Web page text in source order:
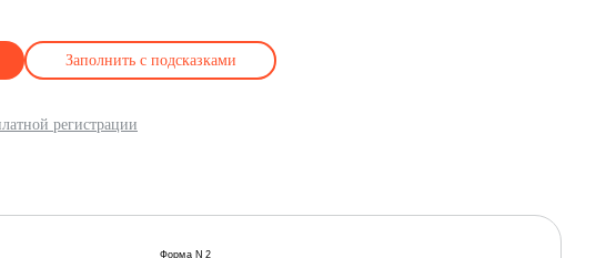
Заполнить с подсказками
регистрации
Форма N 2